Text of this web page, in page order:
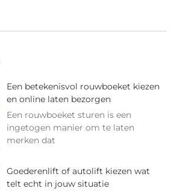
Een betekenisvol rouwboeket kiezen
en online laten bezorgen
Een rouwboeket sturen is een
ingetogen manier om te laten
merken dat
Goederenlift of autolift kiezen wat
telt echt in jouw situatie